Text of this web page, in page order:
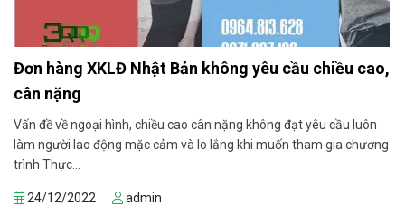
Đơn hàng XKLĐ Nhật Bản không yêu cầu chiều cao,
cân nặng
Vấn đề về ngoại hình, chiều cao cân nặng không đạt yêu cầu luôn
làm người lao động mặc cảm và lo lắng khi muốn tham gia chương
trình Thực...
24/12/2022 admin